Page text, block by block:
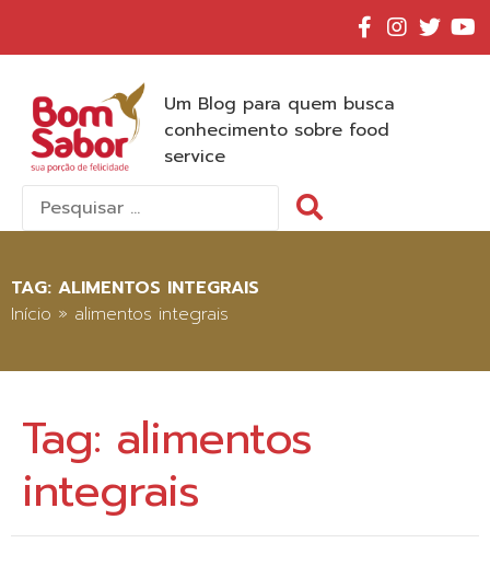
Um Blog para quem busca
conhecimento sobre food
service
Pesquisar
por:
TAG: ALIMENTOS INTEGRAIS
Início » alimentos integrais
Tag: alimentos
integrais